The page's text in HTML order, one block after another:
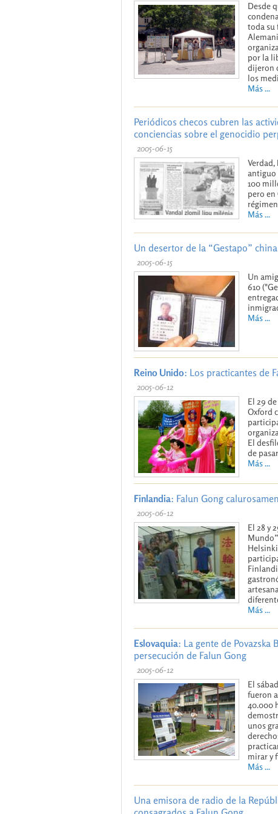
Desde
toda su
por la
dijeron
los
Más ...
Periódicos checos cubren las
conciencias sobre el genocidio
2005-06-15
antiguo
100
pero en
Más ...
Un desertor de la “Gestapo”
2005-06-15
Un
610
Más ...
Reino Unido: Los practicantes de
2005-06-12
El 29
Oxford
El
de
Más ...
Finlandia: Falun Gong
2005-06-12
El 28 y
Más ...
Eslovaquia: La gente de Povazska
persecución de Falun Gong
2005-06-12
El
fueron
40.000
unos
mirar y
Más ...
Una emisora de radio de la